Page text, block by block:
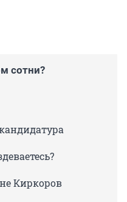
сотни?
Киркоров